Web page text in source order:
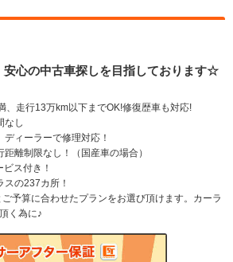
安心の中古車探しを目指しております☆
、走行13万km以下までOK!修復歴車も対応!
なし
ィーラーで修理対応！
離制限なし！（国産車の場合）
ス付き！
の237カ所！
予算に合わせたプランをお選び頂けます。カーラ
く為に♪